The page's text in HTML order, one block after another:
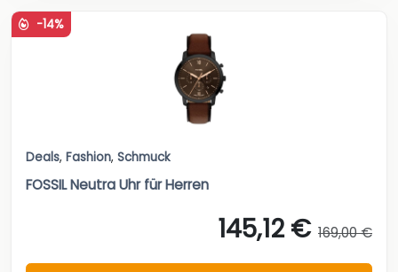
-14%
Deals, Fashion, Schmuck
FOSSIL Neutra Uhr für Herren
145,12 € 169,00 €